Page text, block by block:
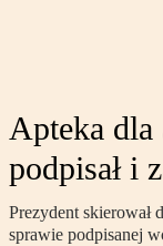
Apteka dla
podpisał i
Prezydent skierował
sprawie podpisanej